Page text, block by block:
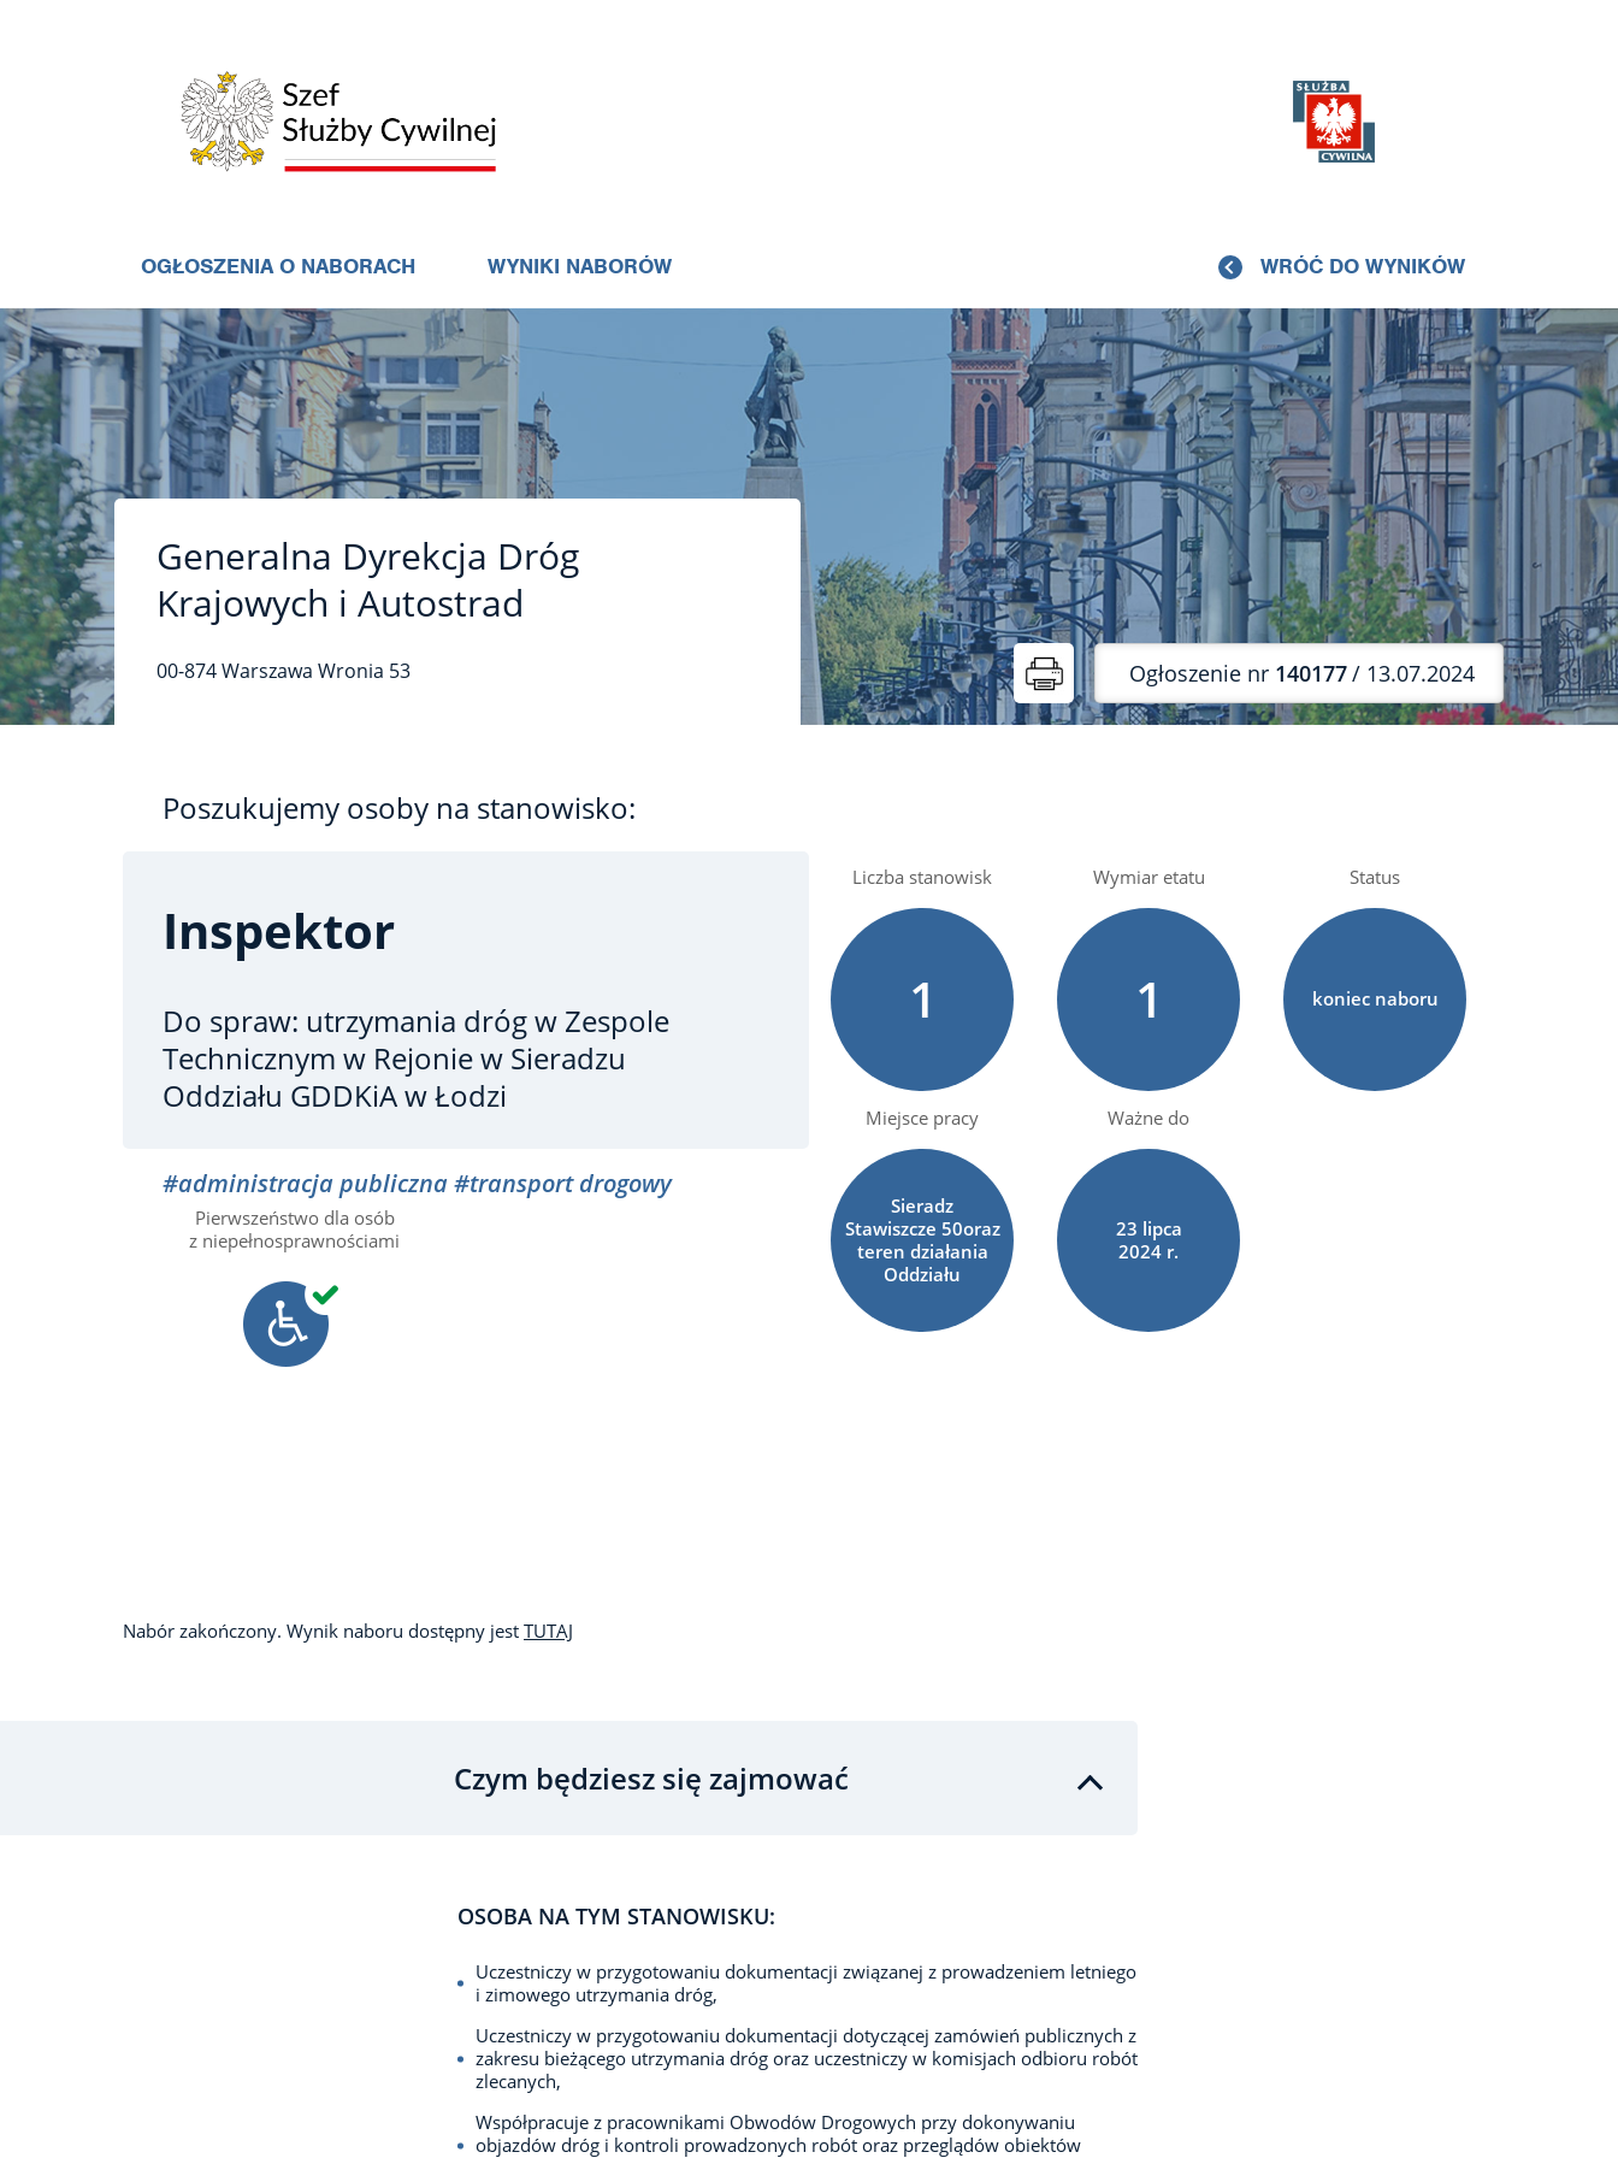
OGŁOSZENIA O NABORACH WYNIKI NABORÓW WRÓĆ DO WYNIKÓW
Generalna Dyrekcja Dróg
Krajowych i Autostrad
00-874Warszawa Wronia 53 Ogłoszenie nr 140177/ 13.07.2024
Poszukujemy osoby na stanowisko:
Inspektor
Do spraw: utrzymania drógw Zespole
Technicznym w Rejonie w Sieradzu
Oddziału GDDKiA w Łodzi
#administracja publiczna#transport drogowy
Pierwszeństwo dla osób
z niepełnosprawnościami
Liczba stanowisk
1
Wymiar etatu
1
Status
koniec naboru
Miejsce pracy
Sieradz
Stawiszcze 50oraz
teren działania
Oddziału
Ważne do
23 lipca
2024 r.
Nabór zakończony. Wynik naboru dostępny jest TUTAJ
Czym będziesz się zajmować
OSOBA NA TYM STANOWISKU:
Uczestniczy w przygotowaniu dokumentacji związanej z prowadzeniem letniego
i zimowego utrzymania dróg,
Uczestniczy w przygotowaniu dokumentacji dotyczącej zamówień publicznych z
zakresu bieżącego utrzymania dróg oraz uczestniczy w komisjach odbioru robót
zlecanych,
Współpracuje z pracownikami Obwodów Drogowych przy dokonywaniu
objazdów dróg i kontroli prowadzonych robót oraz przeglądów obiektów